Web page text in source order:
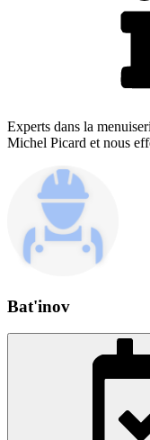
Experts dans la
Michel Picard et nous
Bat'inov